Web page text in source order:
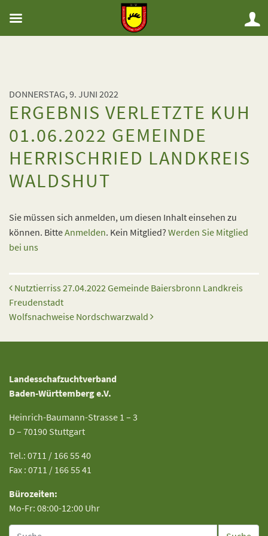
DONNERSTAG, 9. JUNI 2022
ERGEBNIS VERLETZTE KUH
01.06.2022 GEMEINDE
HERRISCHRIED LANDKREIS
WALDSHUT
Sie müssen sich anmelden, um diesen Inhalt einsehen zu
können. BitteAnmelden. Kein Mitglied? Werden Sie Mitglied
bei uns
Beitrags-Navigation
Nutztierriss 27.04.2022 Gemeinde Baiersbronn Landkreis
Freudenstadt
Wolfsnachweise Nordschwarzwald
Landesschafzuchtverband
Baden-Württemberg e.V.
Heinrich-Baumann-Strasse 1 – 3
D – 70190 Stuttgart
Tel.: 0711 / 166 55 40
Fax : 0711 / 166 55 41
Bürozeiten:
Mo-Fr: 08:00-12:00 Uhr
Suche